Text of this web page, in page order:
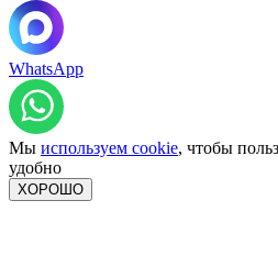
WhatsApp
Мы используем cookie, чтобы
удобно
ХОРОШО